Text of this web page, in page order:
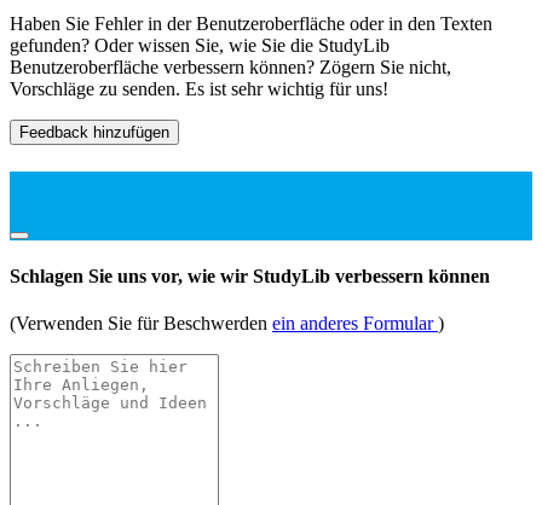
Haben Sie Fehler in der Benutzeroberfläche oder in den Texten
gefunden? Oder wissen Sie, wie Sie die StudyLib
Benutzeroberfläche verbessern können? Zögern Sie nicht,
Vorschläge zu senden. Es ist sehr wichtig für uns!
Feedback hinzufügen
Schlagen Sie uns vor, wie wir StudyLib verbessern können
(Verwenden Sie für Beschwerden ein anderes Formular)